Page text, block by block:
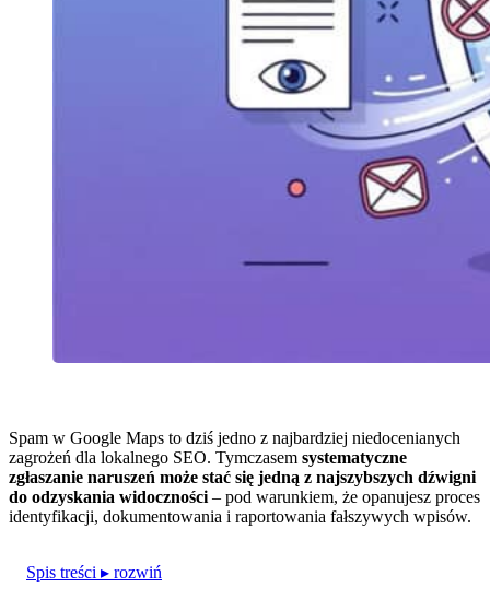
Spam w Google Maps to dziś jedno z najbardziej niedocenianych
zagrożeń dla lokalnego SEO. Tymczasem systematyczne
zgłaszanie naruszeń może stać się jedną z najszybszych dźwigni
do odzyskania widoczności – pod warunkiem, że opanujesz proces
identyfikacji, dokumentowania i raportowania fałszywych wpisów.
Spis treści ▸ rozwiń